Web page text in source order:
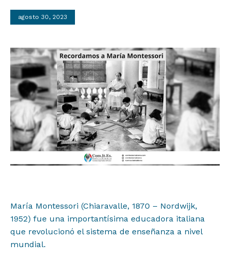
agosto 30, 2023
María Montessori (Chiaravalle, 1870 – Nordwijk,
1952) fue una importantísima educadora italiana
que revolucionó el sistema de enseñanza a nivel
mundial.⁣⁣